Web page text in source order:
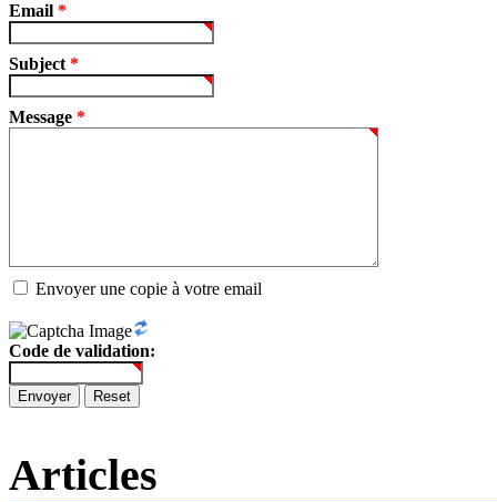
Email *
Subject *
Message *
Envoyer une copie à votre email
Code de validation:
Envoyer Reset
Articles